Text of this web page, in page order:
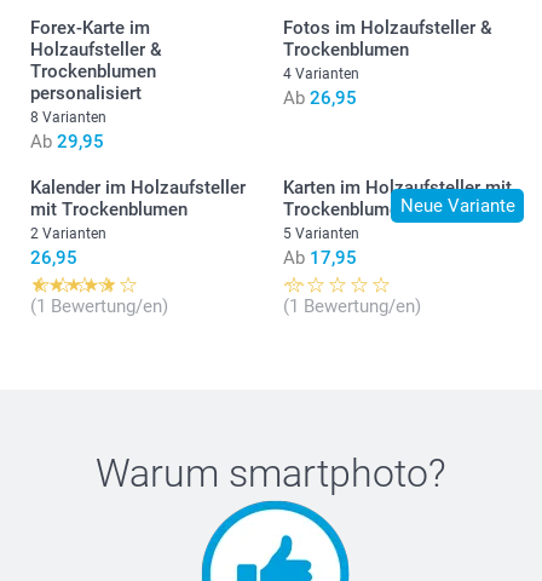
Forex-Karte im
Holzaufsteller &
Trockenblumen
personalisiert
8 Varianten
Ab 29,95
Fotos im Holzaufsteller &
Trockenblumen
4 Varianten
Ab 26,95
Kalender im Holzaufsteller
mit Trockenblumen
2 Varianten
26,95
(1 Bewertung/en)
Neue Variante
Karten im Holzaufsteller mit
Trockenblumen
5 Varianten
Ab 17,95
(1 Bewertung/en)
Warum smartphoto?